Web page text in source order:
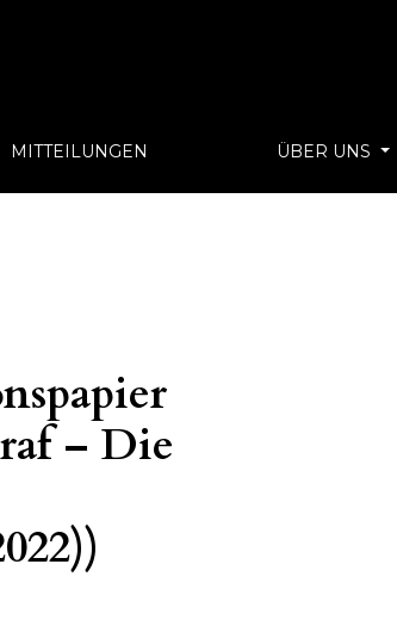
MITTEILUNGEN ÜBER UNS
– Die